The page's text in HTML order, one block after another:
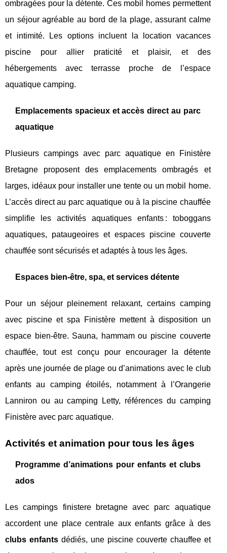
ombragées pour la détente. Ces mobil homes permettent
un séjour agréable au bord de la plage, assurant calme
et intimité. Les options incluent la location vacances
piscine pour allier praticité et plaisir, et des
hébergements avec terrasse proche de l’espace
aquatique camping.
Emplacements spacieux et accès direct au parc
aquatique
Plusieurs campings avec parc aquatique en Finistère
Bretagne proposent des emplacements ombragés et
larges, idéaux pour installer une tente ou un mobil home.
L’accès direct au parc aquatique ou à la piscine chauffée
simplifie les activités aquatiques enfants : toboggans
aquatiques, pataugeoires et espaces piscine couverte
chauffée sont sécurisés et adaptés à tous les âges.
Espaces bien-être, spa, et services détente
Pour un séjour pleinement relaxant, certains camping
avec piscine et spa Finistère mettent à disposition un
espace bien-être. Sauna, hammam ou piscine couverte
chauffée, tout est conçu pour encourager la détente
après une journée de plage ou d’animations avec le club
enfants au camping étoilés, notamment à l’Orangerie
Lanniron ou au camping Letty, références du camping
Finistère avec parc aquatique.
Activités et animation pour tous les âges
Programme d’animations pour enfants et clubs
ados
Les campings finistere bretagne avec parc aquatique
accordent une place centrale aux enfants grâce à des
clubs enfantsdédiés, une piscine couverte chauffee et